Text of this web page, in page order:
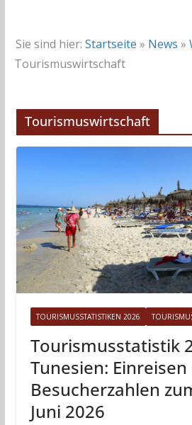
Sie sind hier: Startseite » News »
Tourismuswirtschaft
Tourismuswirtschaft
TOURISMUSSTATISTIKEN 2026
Tourismusstatistik
Tunesien:
Besucherzahlen
Juni 2026